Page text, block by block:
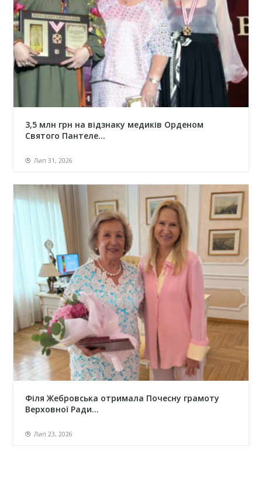
3,5 млн грн на відзнаку медиків Орденом
Святого Пантеле...
Лип 31, 2026
Філя Жебровська отримала Почесну грамоту
Верховної Ради...
Лип 23, 2026